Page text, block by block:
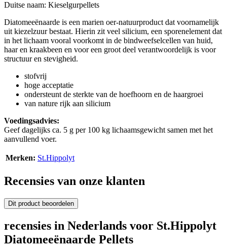
Duitse naam: Kieselgurpellets
Diatomeeënaarde is een marien oer-natuurproduct dat voornamelijk
uit kiezelzuur bestaat. Hierin zit veel silicium, een sporenelement dat
in het lichaam vooral voorkomt in de bindweefselcellen van huid,
haar en kraakbeen en voor een groot deel verantwoordelijk is voor
structuur en stevigheid.
stofvrij
hoge acceptatie
ondersteunt de sterkte van de hoefhoorn en de haargroei
van nature rijk aan silicium
Voedingsadvies:
Geef dagelijks ca. 5 g per 100 kg lichaamsgewicht samen met het
aanvullend voer.
Merken: St.Hippolyt
Recensies van onze klanten
Dit product beoordelen
recensies in Nederlands voor St.Hippolyt
Diatomeeënaarde Pellets